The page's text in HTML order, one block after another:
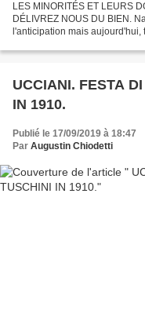
LES MINORITÉS ET LEURS
DÉLIVREZ NOUS DU BIEN.
l'anticipation mais
UCCIANI. FESTA DI SANT ANTONU DI TUSCHINI
IN 1910.
Publié le 17/09/2019 à 18:47
Par Augustin Chiodetti